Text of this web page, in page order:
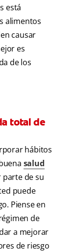
está
alimentos
causar
es
de los
total de
hábitos
salud
parte de su
puede
Piense en
de
a mejorar
de riesgo